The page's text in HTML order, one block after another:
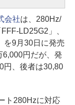
会社は、280Hz/
LD25G2」、
を9月30日に発売
円だが、発
円、後者は30,80
ト280Hzに対応